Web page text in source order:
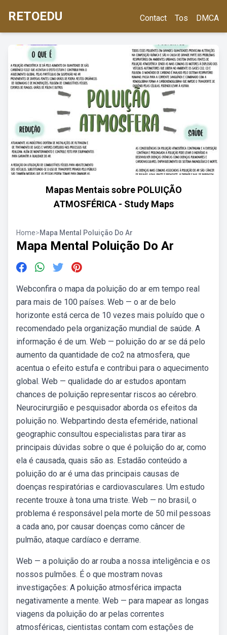
RETOEDU Contact Tos DMCA
Mapas Mentais sobre POLUIÇÃO
ATMOSFÉRICA - Study Maps
Home>Mapa Mental Poluição Do Ar
Mapa Mental Poluição Do Ar
Webconfira o mapa da poluição do ar em tempo real
para mais de 100 países. Web — o ar de belo
horizonte está cerca de 10 vezes mais poluído que o
recomendado pela organização mundial de saúde. A
informação é de um. Web — poluição do ar se dá pelo
aumento da quantidade de co2 na atmosfera, que
acentua o efeito estufa e contribui para o aquecimento
global. Web — qualidade do ar estudos apontam
chances de poluição representar riscos ao cérebro.
Neurocirurgião e pesquisador aborda os efeitos da
poluição no. Webpartindo desta efeméride, national
geographic consultou especialistas para tirar as
principais dúvidas sobre o que é poluição do ar, como
ela é causada, quais são as. Estadão conteúdo a
poluição do ar é uma das principais causas de
doenças respiratórias e cardiovasculares. Um estudo
recente trouxe à tona uma triste. Web — no brasil, o
problema é responsável pela morte de 50 mil pessoas
a cada ano, por causar doenças como câncer de
pulmão, ataque cardíaco e derrame.
Web — a poluição do ar rouba a nossa inteligência e os
nossos pulmões. É o que mostram novas
investigações: A poluição atmosférica impacta
negativamente a mente. Web — para mapear as longas
viagens da poluição do ar pelas correntes
atmosféricas, cientistas contam com estações de